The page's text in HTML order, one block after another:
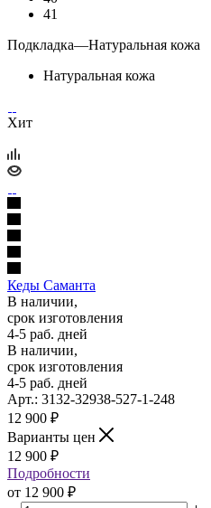
41
Подкладка—Натуральная кожа
Натуральная кожа
Хит
Кеды Саманта
В наличии,
срок изготовления
4-5 раб. дней
В наличии,
срок изготовления
4-5 раб. дней
Арт.: 3132-32938-527-1-248
12 900 ₽
Варианты цен
12 900 ₽
Подробности
от 12 900 ₽